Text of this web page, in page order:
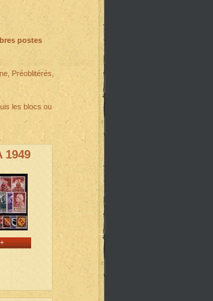
postes
Préoblitérés,
les blocs ou
1949